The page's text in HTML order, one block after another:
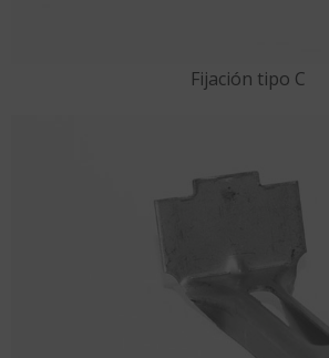
Fijación tipo C